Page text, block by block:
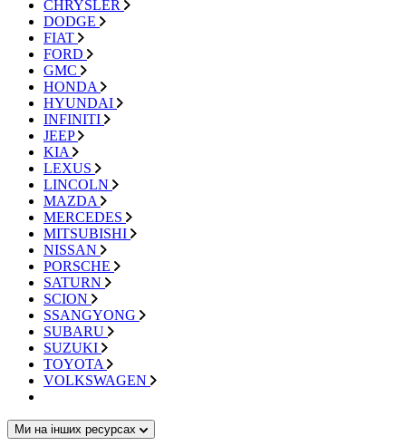
CHRYSLER
DODGE
FIAT
FORD
GMC
HONDA
HYUNDAI
INFINITI
JEEP
KIA
LEXUS
LINCOLN
MAZDA
MERCEDES
MITSUBISHI
NISSAN
PORSCHE
SATURN
SCION
SSANGYONG
SUBARU
SUZUKI
TOYOTA
VOLKSWAGEN
Ми на інших ресурсах